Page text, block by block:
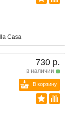
Casa
730 р.
в наличии
В корзину